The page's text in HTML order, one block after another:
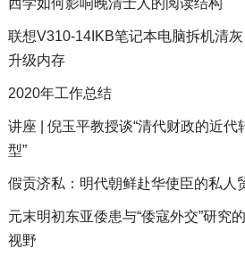
西学如何影响晚清士人的阅读结构
联想V310-14IKB笔记本电脑拆机清灰
升级内存
2020年工作总结
讲座 | 倪玉平教授谈“清代财政的近代
型”
假贡济私：明代朝鲜赴华使臣的私人
元末明初东亚倭患与“倭寇外交”研究
视野